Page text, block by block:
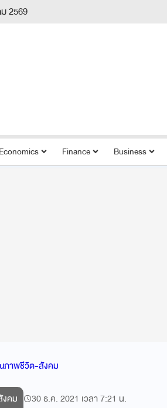
2569
Economics Finance Business
าพชีวิต-สังคม
คม 30 ธ.ค. 2021 เวลา 7:21 น.